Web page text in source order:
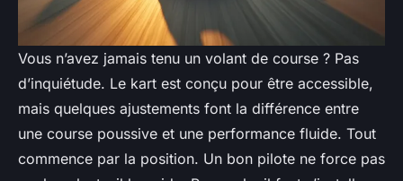
Vous n’avez jamais tenu un volant de course ? Pas
d’inquiétude. Le kart est conçu pour être accessible,
mais quelques ajustements font la différence entre
une course poussive et une performance fluide. Tout
commence par la position. Un bon pilote ne force pas